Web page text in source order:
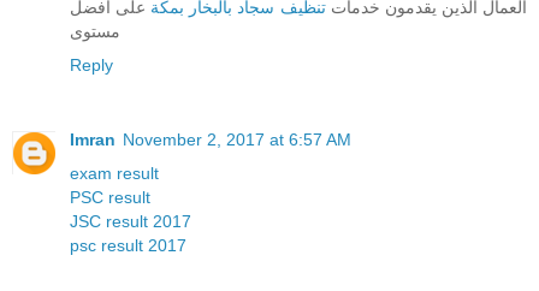
العمال الذين يقدمون خدماتتنظيف سجاد بالبخار بمكة على افضل
مستوى
Reply
Imran November 2, 2017 at 6:57 AM
exam result
PSC result
JSC result 2017
psc result 2017